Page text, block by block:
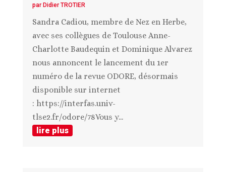
par Didier TROTIER
Sandra Cadiou, membre de Nez en Herbe,
avec ses collègues de Toulouse Anne-
Charlotte Baudequin et Dominique Alvarez
nous annoncent le lancement du 1er
numéro de la revue ODORE, désormais
disponible sur internet
: https://interfas.univ-
tlse2.fr/odore/78Vous y...
lire plus